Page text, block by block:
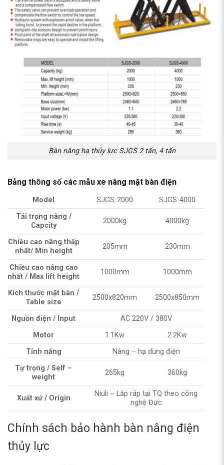
Bàn nâng hạ thủy lực SJGS 2 tấn, 4 tấn
Bảng thông số các mẫu xe nâng mặt bàn điện
Model SJGS-2000
SJGS-4000
Tải trọng nâng /
Capcity
2000kg 4000kg
Chiều cao nâng thấp
nhất/ Min height
205mm 230mm
Chiều cao nâng cao
nhất / Max lift height
1000mm 1000mm
Kích thước mặt bàn /
Table size
2500x820mm 2500x850mm
Nguồn điện / Input
AC 220V / 380V
Motor
1.1Kw
2.2Kw
Tính năng
Nâng – hạ dùng điện
Tự trọng / Self –
weight
265kg 360kg
Xuất xứ / Origin
Niuli – Lắp ráp tại TQ theo công
nghệ Đức
Chính sách bảo hành bàn nâng điện
thủy lực